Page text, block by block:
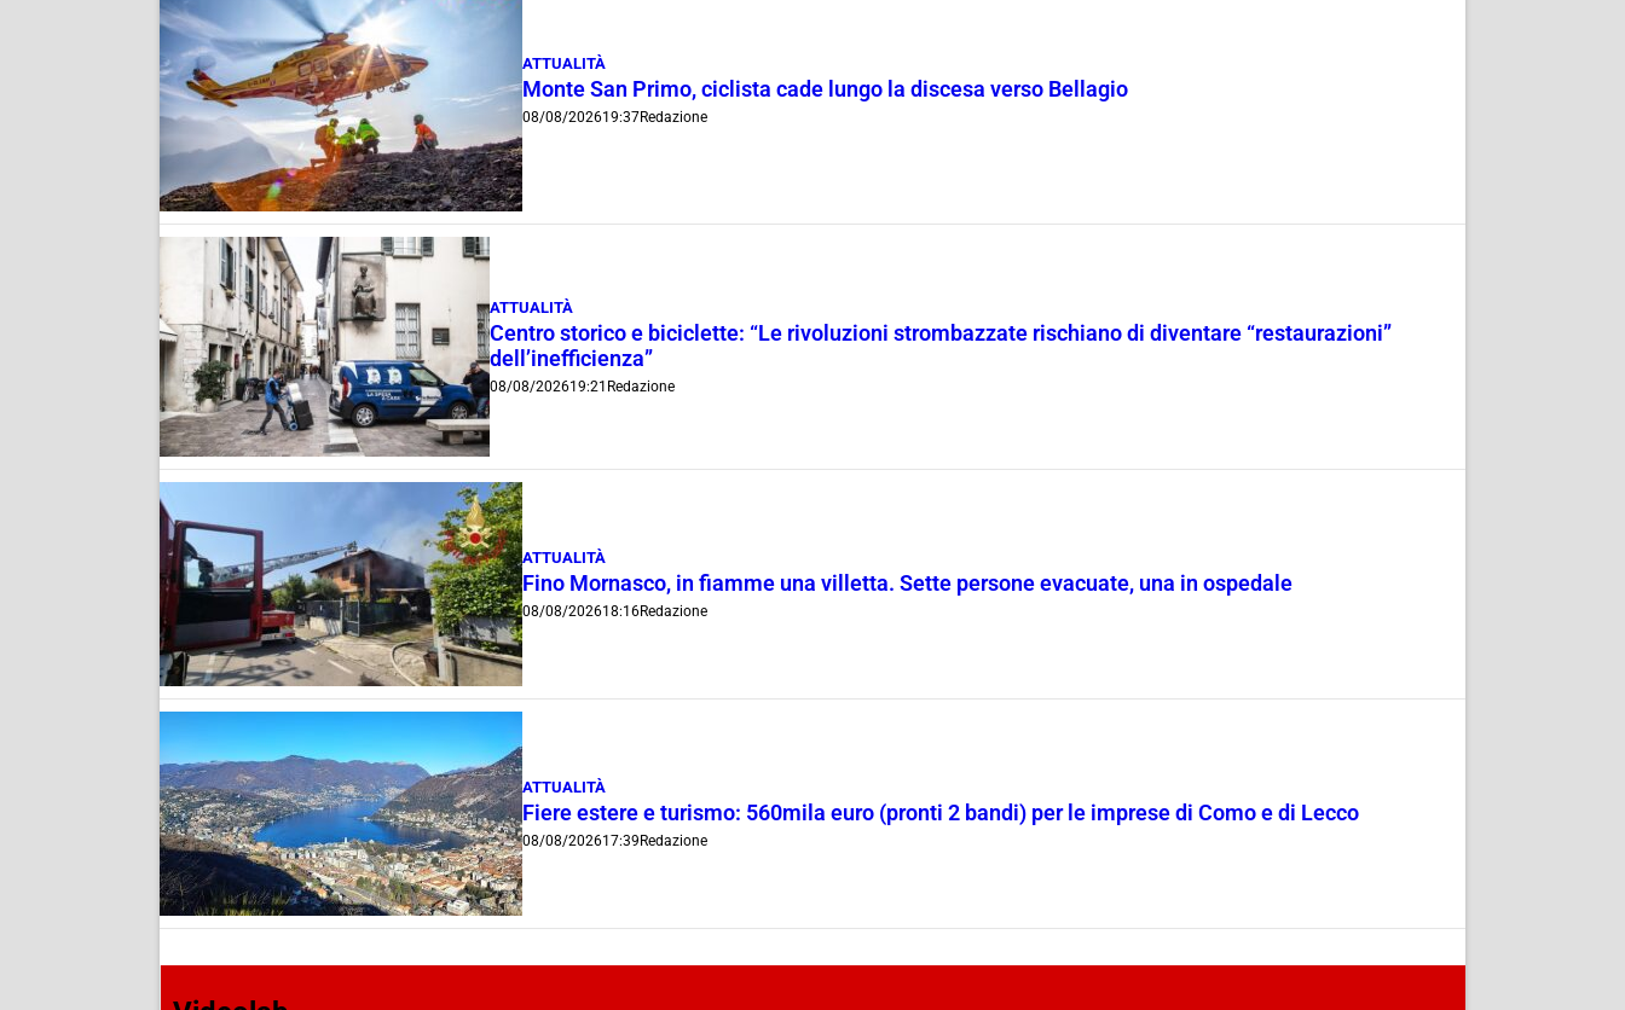
ATTUALITÀ
Monte San Primo, ciclista cade lungo la discesa verso Bellagio
08/08/202619:37Redazione
ATTUALITÀ
Centro storico e biciclette: “Le rivoluzioni strombazzate rischiano di diventare “restaurazioni”
dell’inefficienza”
08/08/202619:21 Redazione
ATTUALITÀ
Fino Mornasco, in fiamme una villetta. Sette persone evacuate, una in ospedale
08/08/202618:16Redazione
ATTUALITÀ
Fiere estere e turismo: 560mila euro (pronti 2 bandi) per le imprese di Como e di Lecco
08/08/202617:39Redazione